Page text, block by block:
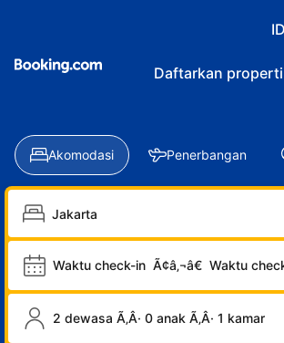
Daftarkan
Akomodasi Penerbangan
Waktu check-in Ã¢â‚¬â€ Waktu
2 dewasa Ã‚Â· 0 anak Ã‚Â· 1 kamar